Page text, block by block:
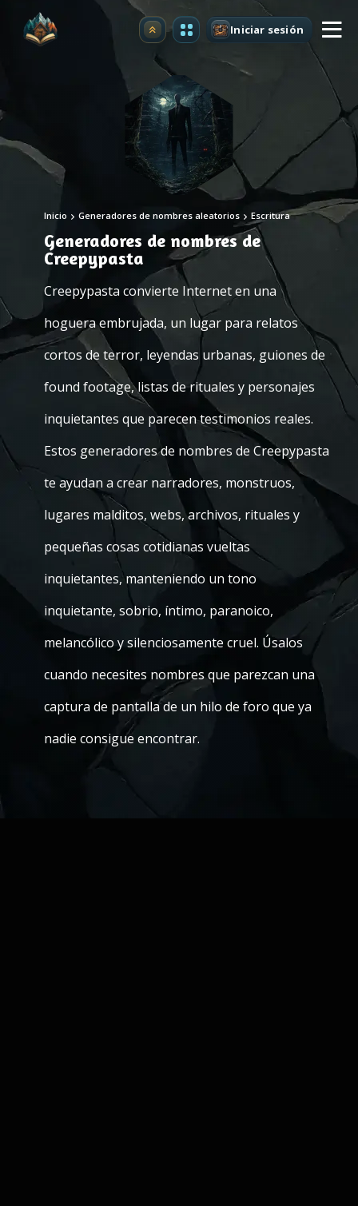
Mejorar Iniciar sesión
Inicio Generadores de nombres aleatorios Escritura
Generadores de nombres de
Creepypasta
Creepypasta convierte Internet en una
hoguera embrujada, un lugar para relatos
cortos de terror, leyendas urbanas, guiones de
found footage, listas de rituales y personajes
inquietantes que parecen testimonios reales.
Estos generadores de nombres de Creepypasta
te ayudan a crear narradores, monstruos,
lugares malditos, webs, archivos, rituales y
pequeñas cosas cotidianas vueltas
inquietantes, manteniendo un tono
inquietante, sobrio, íntimo, paranoico,
melancólico y silenciosamente cruel. Úsalos
cuando necesites nombres que parezcan una
captura de pantalla de un hilo de foro que ya
nadie consigue encontrar.